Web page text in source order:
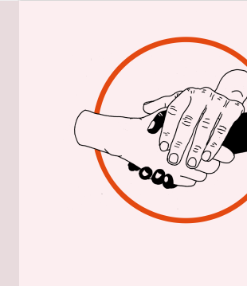
Die
Grindr,
Profilen
neuen
„Keine
Grindr“)
stehen